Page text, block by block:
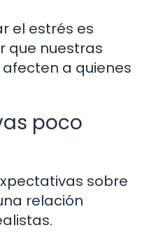
el estrés es
que nuestras
a quienes
poco
sobre
relación